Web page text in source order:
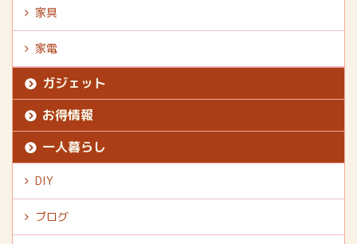
家具
家電
ガジェット
お得情報
一人暮らし
DIY
ブログ